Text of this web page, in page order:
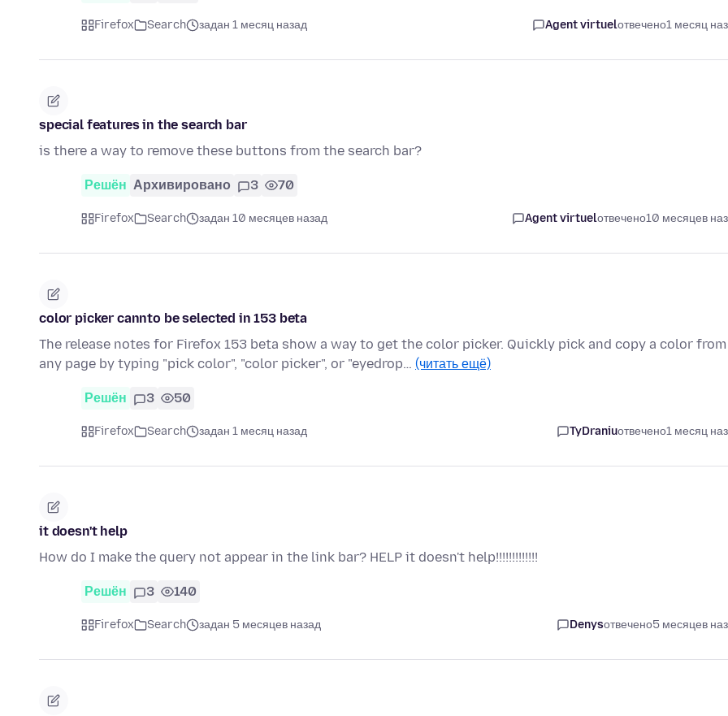
Firefox Search задан 1 месяц назад Agent virtuelотвечено1 месяц
special features in the search bar
is there a way to remove these buttons from the search bar?
Решён Архивировано 3 70
Firefox Search задан 10 месяцев назад Agent virtuelотвечено10 месяцев
color picker cannto be selected in 153 beta
The release notes for Firefox 153 beta show a way to get the color picker. Quickly pick and copy a color from
any page by typing "pick color", "color picker", or "eyedrop… (читать ещё)
Решён 3 50
Firefox Search задан 1 месяц назад TyDraniuотвечено1 месяц
it doesn't help
How do I make the query not appear in the link bar? HELP it doesn't help!!!!!!!!!!!!!
Решён 3 140
Firefox Search задан 5 месяцев назад Denysотвечено5 месяцев